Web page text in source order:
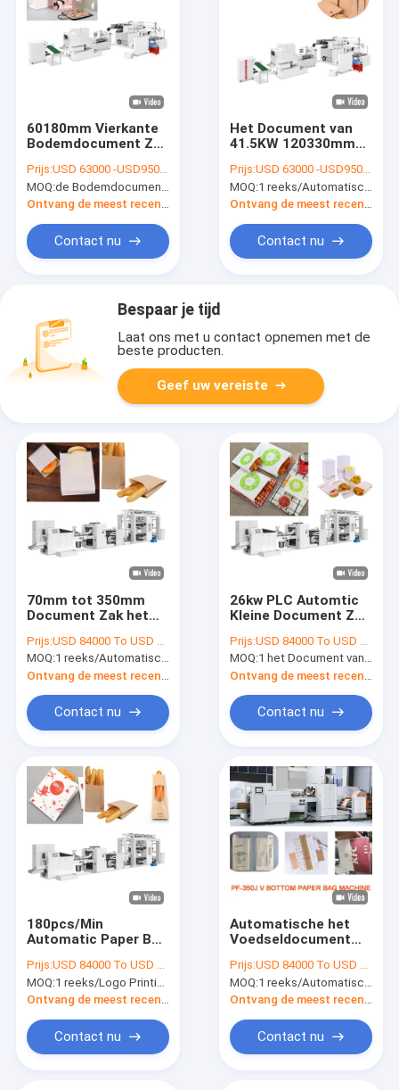
60180mm Vierkante
Bodemdocument Zak
Machine voor het
Winkelen Zakken
Prijs:USD 63000 -USD95000
MOQ:de Bodemdocument van het 1 reeks/Draai Handvat Vierkante Zak Verzegelende Machine voor het Winkelen
Ontvang de meest recente Prijs
Contact nu
Het Document van
41.5KW 120330mm
Productiemachine
met Kabelhandvat
Prijs:USD 63000 -USD95000
MOQ:1 reeks/Automatische het Winkelen Document Zak Productiemachine met Kabelhandvat
Ontvang de meest recente Prijs
Contact nu
Bespaar je tijd
Laat ons met u contact opnemen met de
beste producten.
Geef uw vereiste
70mm tot 350mm
Document Zak het
Productiemachine
het Voeden
Document
Zakmachine
Prijs:USD 84000 To USD 100000 Per Set
MOQ:1 reeks/Automatisch Broodje die 350mm Breedtedocument de Machine van de Zakproductielijn voeden
Contact nu
26kw PLC Automtic
Kleine Document Zak
175mm715mm
Scherpe Lengte
Prijs:USD 84000 To USD 100000 Per Set
MOQ:1 het Document van Automtic van de reeks/PLC Controle Beschikbare Kleine Zak die Machine maken
Contact nu
180pcs/Min
Automatic Paper Bag
Machine35-80g/m2
Document Zakmaker
Prijs:USD 84000 To USD 100000 Per Set
MOQ:1 reeks/Logo Printing 350J 180pcs/Min Automatic Paper Bag Manufacturing Machine
Ontvang de meest recente Prijs
Contact nu
Automatische het
Voedseldocument
Kraftpapier Zak die
Machine met Printer
maakt
Prijs:USD 84000 To USD 100000 Per Set
MOQ:1 reeks/Automatische het Voedseldocument van Kraftpapier Materiële Zak die Machine met Printer maken
Ontvang de meest recente Prijs
Contact nu